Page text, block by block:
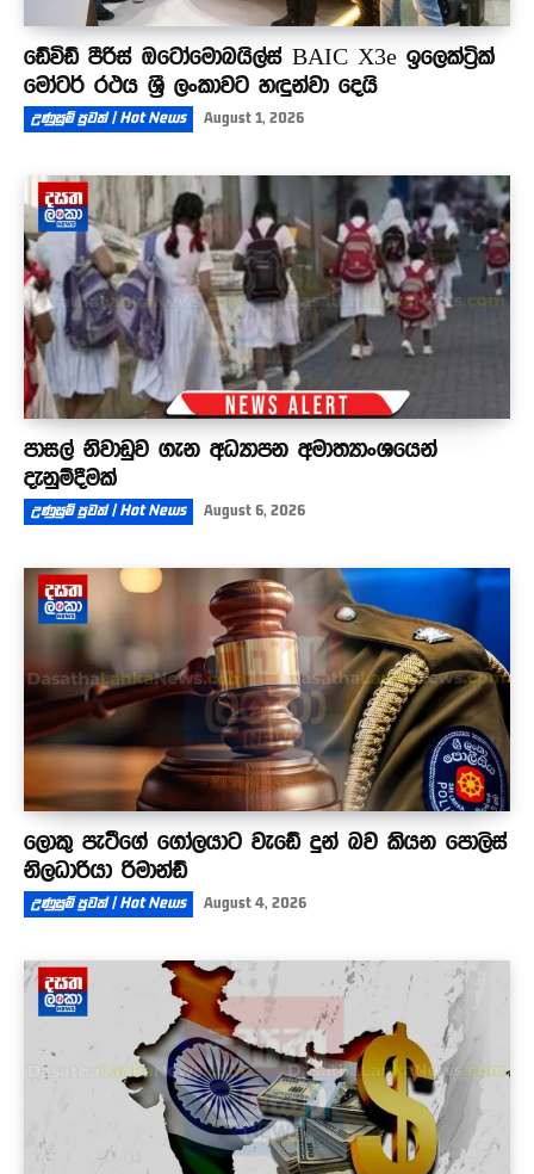
ඩේවිඩ් පීරිස් ඔටෝමොබයිල්ස් BAIC X3e ඉලෙක්ට්‍රික්
මෝටර් රථය ශ්‍රී ලංකාවට හඳුන්වා දෙයි
උණුසුම් පුවත් | Hot News August 1, 2026
පාසල් නිවාඩුව ගැන අධ්‍යාපන අමාත්‍යාංශයෙන්
දැනුම්දීමක්
උණුසුම් පුවත් | Hot News August 6, 2026
ලොකු පැටීගේ ගෝලයාට වැඩේ දුන් බව කියන පොලිස්
නිලධාරියා රිමාන්ඩ්
උණුසුම් පුවත් | Hot News August 4, 2026